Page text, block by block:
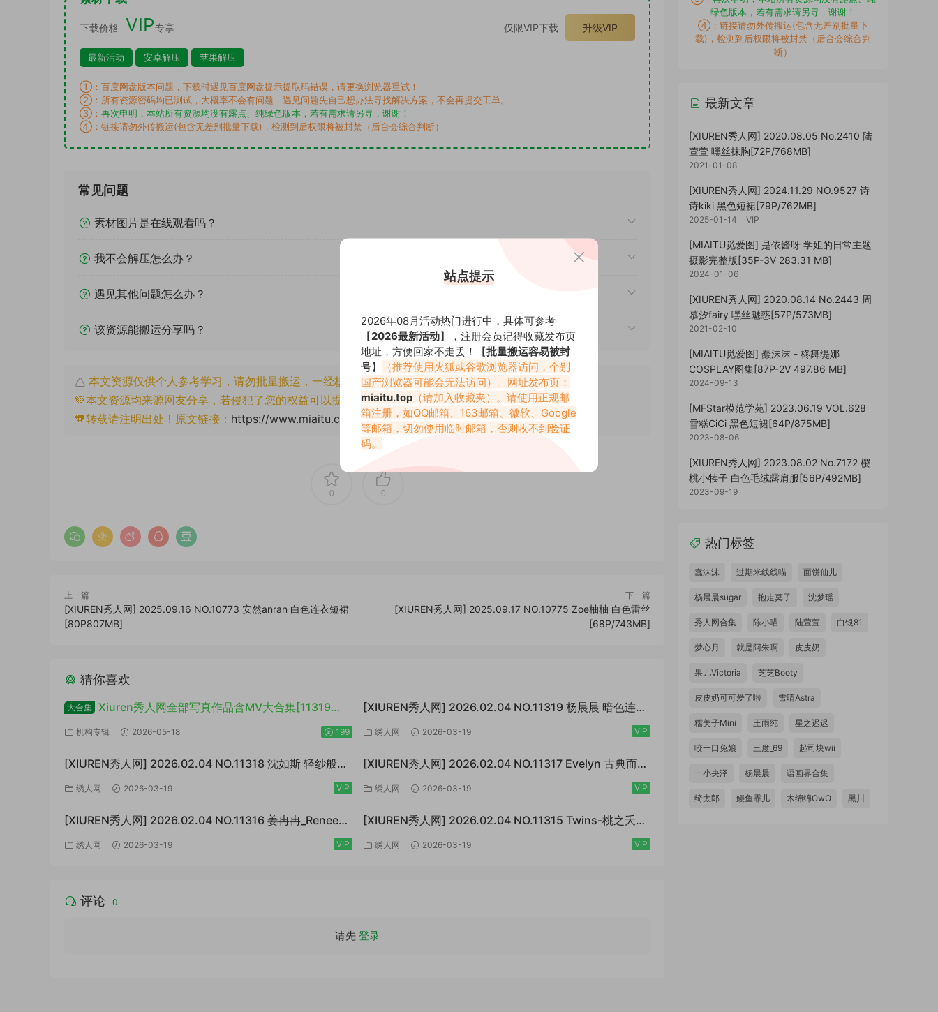
下载价格 VIP专享 仅限VIP下载 升级VIP
最新活动 安卓解压 苹果解压
①：百度网盘版本问题，下载时遇见百度网盘提示提取码错误，请更换浏览器重试！
②：所有资源密码均已测试，大概率不会有问题，遇见问题先自己想办法寻找解决方案，不会再提交工单。
③： 再次申明，本站所有资源均没有露点、纯绿色版本，若有需求请另寻，谢谢！
④：链接请勿外传搬运(包含无差别批量下载)，检测到后权限将被封禁（后台会综合判断）
常见问题
素材图片是在线观看吗？
我不会解压怎么办？
遇见其他问题怎么办？
该资源能搬运分享吗？
本文资源仅供个人参考学习，请勿批量搬运，一经核实将封禁账号权限！
💚本文资源均来源网友分享，若侵犯了您的权益可以提交工单处理。
🧡转载请注明出处！原文链接： https://www.miaitu.com/78953.html
0 0
上一篇
[XIUREN秀人网] 2025.09.16 NO.10773 安然anran 白色连衣短裙
[80P807MB]
下一篇
[XIUREN秀人网] 2025.09.17 NO.10775 Zoe柚柚 白色雷丝
[68P/743MB]
猜你喜欢
大合集 Xiuren秀人网全部写真作品含MV大合集[11319
套/6TB+]
机构专辑 2026-05-18 199
[XIUREN秀人网] 2026.02.04 NO.11319 杨晨晨 暗色连体
衣[73P/923MB]
绣人网 2026-03-19 VIP
[XIUREN秀人网] 2026.02.04 NO.11318 沈如斯 轻纱般的
白 [67P/807MB]
绣人网 2026-03-19 VIP
[XIUREN秀人网] 2026.02.04 NO.11317 Evelyn 古典而又
暧昧[64P/870MB]
绣人网 2026-03-19 VIP
[XIUREN秀人网] 2026.02.04 NO.11316 姜冉冉_Renee@
极致的反差[77P/999MB]
绣人网 2026-03-19 VIP
[XIUREN秀人网] 2026.02.04 NO.11315 Twins-桃之夭夭
橙色薄纱[83P/1.10GB]
绣人网 2026-03-19 VIP
评论 0
请先 登录
绿色版本，若有需求请另寻，谢谢！
④：链接请勿外传搬运(包含无差别批量下
载)，检测到后权限将被封禁（后台会综合判
断）
最新文章
[XIUREN秀人网] 2020.08.05 No.2410 陆
萱萱 嘿丝抹胸[72P/768MB]
2021-01-08
[XIUREN秀人网] 2024.11.29 NO.9527 诗
诗kiki 黑色短裙[79P/762MB]
2025-01-14 VIP
[MIAITU觅爱图] 是依酱呀 学姐的日常主题
摄影完整版[35P-3V 283.31 MB]
2024-01-06
[XIUREN秀人网] 2020.08.14 No.2443 周
慕汐fairy 嘿丝魅惑[57P/573MB]
2021-02-10
[MIAITU觅爱图] 蠢沫沫 - 柊舞缇娜
COSPLAY图集[87P-2V 497.86 MB]
2024-09-13
[MFStar模范学苑] 2023.06.19 VOL.628
雪糕CiCi 黑色短裙[64P/875MB]
2023-08-06
[XIUREN秀人网] 2023.08.02 No.7172 樱
桃小犊子 白色毛绒露肩服[56P/492MB]
2023-09-19
热门标签
蠢沫沫 过期米线线喵 面饼仙儿
杨晨晨sugar 抱走莫子 沈梦瑶
秀人网合集 陈小喵 陆萱萱 白银81
梦心月 就是阿朱啊 皮皮奶
果儿Victoria 芝芝Booty
皮皮奶可可爱了啦 雪晴Astra
糯美子Mini 王雨纯 星之迟迟
咬一口兔娘 三度_69 起司块wii
一小央泽 杨晨晨 语画界合集
绮太郎 鳗鱼霏儿 木绵绵OwO 黑川
站点提示
2026年08月活动热门进行中，具体可参考
【2026最新活动】，注册会员记得收藏发布页
地址，方便回家不走丢！【批量搬运容易被封
号】
（推荐使用火狐或谷歌浏览器访问，个别
国产浏览器可能会无法访问）。网址发布页：
miaitu.top （请加入收藏夹）。请使用正规邮
箱注册，如QQ邮箱、163邮箱、微软、Google
等邮箱，切勿使用临时邮箱，否则收不到验证
码。